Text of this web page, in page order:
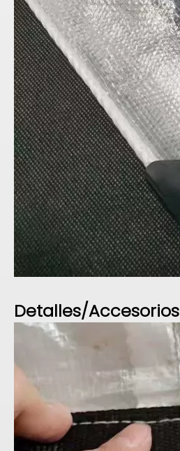
Detalles/Accesorios